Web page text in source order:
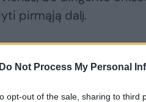
Do Not Process My Personal
opt-out of the sale, sharing to third
pirmąją dalį.
„Iš Goldbergo laikų“.
Orkestras
ir girdėdami vieni